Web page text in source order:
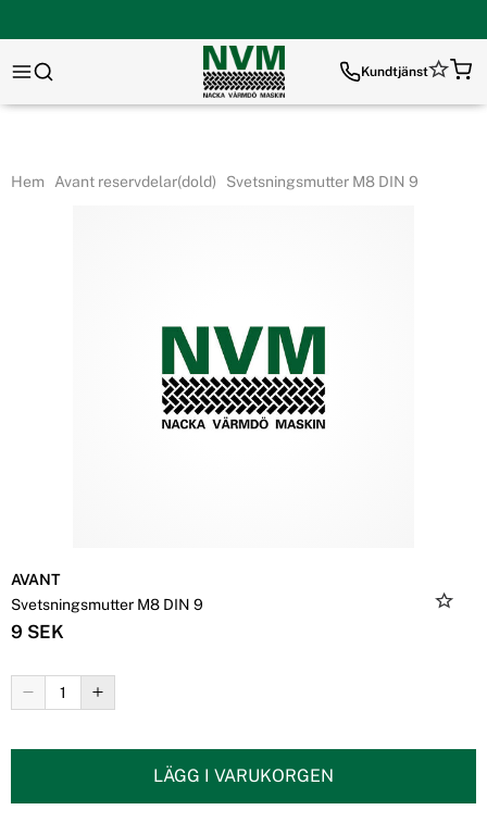
Kundtjänst
Hem Avant reservdelar(dold) Svetsningsmutter M8 DIN 9
AVANT
Svetsningsmutter M8 DIN 9
9 SEK
LÄGG I VARUKORGEN